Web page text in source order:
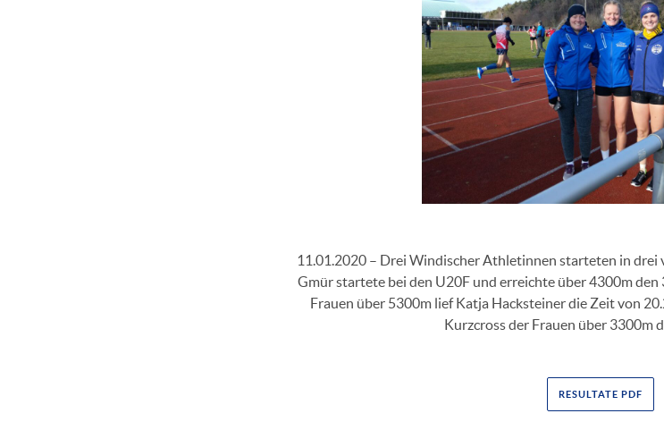
11.01.2020 – Drei Windischer Athletinnen starteten in drei
Gmür startete bei den U20F und erreichte über 4300m den
Frauen über 5300m lief Katja Hacksteiner die Zeit von
Kurzcross der Frauen über 3300m
RESULTATE PDF